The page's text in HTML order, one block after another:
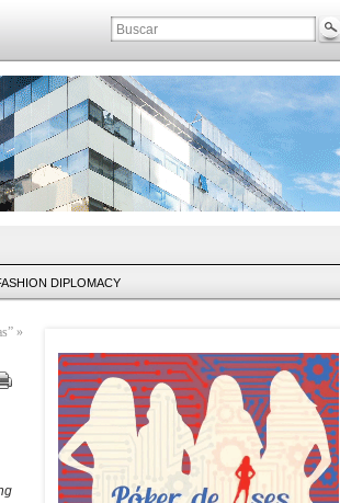
DIPLOMACY
»